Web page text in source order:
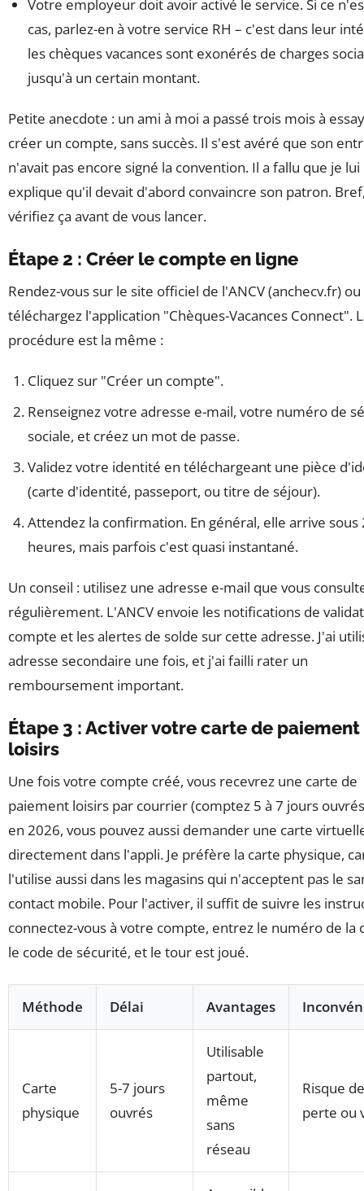
Votre employeur doit avoir activé le service. Si ce
cas, parlez-en à votre service RH – c'est dans leur
les chèques vacances sont exonérés de charges
jusqu'à un certain montant.
Petite anecdote : un ami à moi a passé trois mois à
créer un compte, sans succès. Il s'est avéré que son
n'avait pas encore signé la convention. Il a fallu que je lui
explique qu'il devait d'abord convaincre son patron.
vérifiez ça avant de vous lancer.
Étape 2 : Créer le compte en ligne
Rendez-vous sur le site officiel de l'ANCV (anchecv.fr) ou
téléchargez l'application "Chèques-Vacances Connect".
procédure est la même :
Cliquez sur "Créer un compte".
Renseignez votre adresse e-mail, votre numéro de
sociale, et créez un mot de passe.
Validez votre identité en téléchargeant une pièce
(carte d'identité, passeport, ou titre de séjour).
Attendez la confirmation. En général, elle arrive sous
heures, mais parfois c'est quasi instantané.
Un conseil : utilisez une adresse e-mail que vous
régulièrement. L'ANCV envoie les notifications de
compte et les alertes de solde sur cette adresse. J'ai
adresse secondaire une fois, et j'ai failli rater un
remboursement important.
Étape 3 : Activer votre carte de paiement
loisirs
Une fois votre compte créé, vous recevrez une carte de
paiement loisirs par courrier (comptez 5 à 7 jours
en 2026, vous pouvez aussi demander une carte
directement dans l'appli. Je préfère la carte physique,
l'utilise aussi dans les magasins qui n'acceptent pas le
contact mobile. Pour l'activer, il suffit de suivre les
connectez-vous à votre compte, entrez le numéro de la
le code de sécurité, et le tour est joué.
Méthode Délai Avantages
Carte
physique
5-7 jours
ouvrés
Utilisable
partout,
même
sans
réseau
Risque de
perte ou